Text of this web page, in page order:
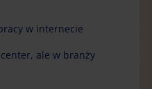
w internecie
ale w branży